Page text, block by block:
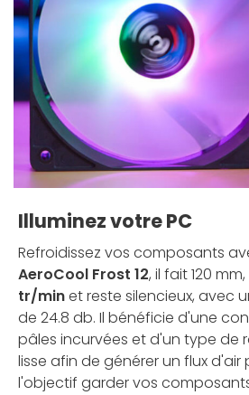
Illuminez votre PC
Refroidissez vos composants
AeroCool Frost 12, il fait 120
tr/minet reste silencieux, avec
de 24.8 db. Il bénéficie d'une
pâles incurvées et d'un type de
lisse afin de générer un flux d'air
l'objectif garder vos